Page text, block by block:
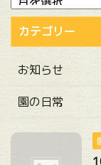
カテゴリー
お知らせ
園の日常